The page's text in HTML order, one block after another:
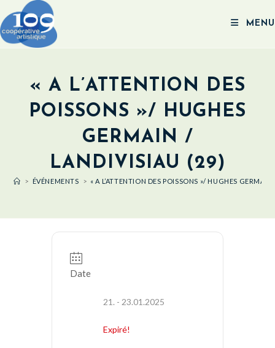
MENU
« A L’ATTENTION DES
POISSONS »/ HUGHES
GERMAIN /
LANDIVISIAU (29)
> ÉVÉNEMENTS > « A L’ATTENTION DES POISSONS »/ HUGHES
Date
21. - 23.01.2025
Expiré!